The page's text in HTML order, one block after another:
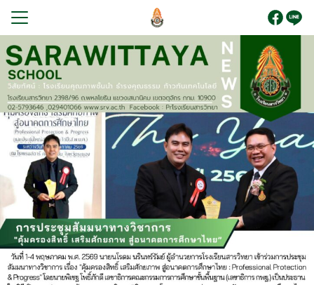
ก
นักเรียน
ะกันคุณภาพการศึกษา
รงเรียน
ร
านภายใน
สัมพันธ์
Search
for: